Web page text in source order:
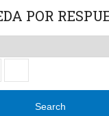
POR
Search